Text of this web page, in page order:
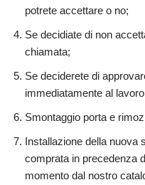
potrete accettare o no;
Se decidiate di non
chiamata;
Se deciderete di
immediatamente al
Smontaggio porta e
Installazione della nuova
comprata in precedenza
momento dal nostro